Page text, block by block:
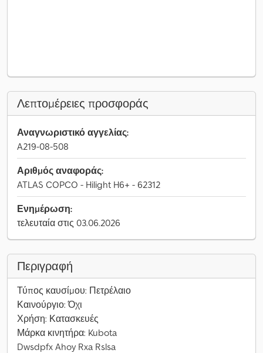
Λεπτομέρειες προσφοράς
Αναγνωριστικό αγγελίας:
A219-08-508
Αριθμός αναφοράς:
ATLAS COPCO - Hilight H6+ - 62312
Ενημέρωση:
τελευταία στις 03.06.2026
Περιγραφή
Τύπος καυσίμου: Πετρέλαιο
Καινούργιο: Όχι
Χρήση: Κατασκευές
Μάρκα κινητήρα: Kubota
Dwsdpfx Ahoy Rxa Rslsa